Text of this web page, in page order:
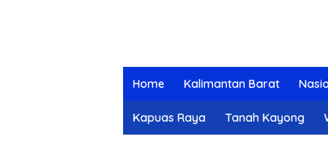
Home Kalimantan Barat
Kapuas Raya Tanah Kayong